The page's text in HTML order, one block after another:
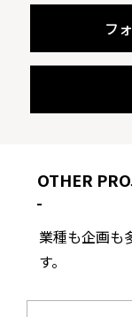
フ
OTHER
業種も企画も
す。